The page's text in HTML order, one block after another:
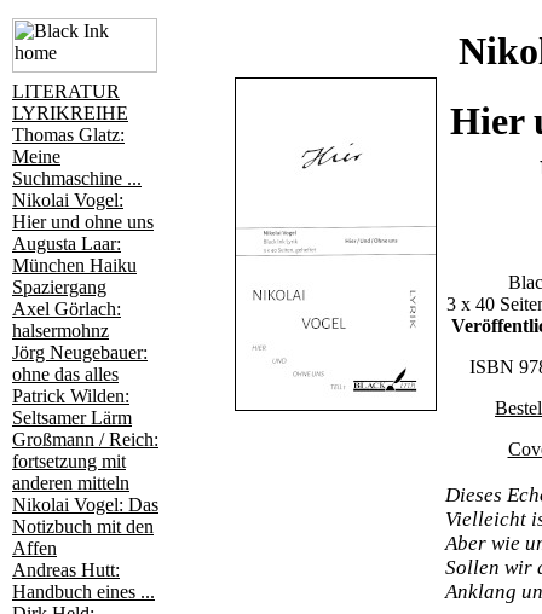
LITERATUR
LYRIKREIHE
Thomas Glatz:
Meine
Suchmaschine ...
Nikolai Vogel:
Hier und ohne uns
Augusta Laar:
München Haiku
Spaziergang
Axel Görlach:
halsermohnz
Jörg Neugebauer:
ohne das alles
Patrick Wilden:
Seltsamer Lärm
Großmann / Reich:
fortsetzung mit
anderen mitteln
Nikolai Vogel: Das
Notizbuch mit den
Affen
Andreas Hutt:
Handbuch eines ...
Hier
3 x 40
ISBN
Dieses
Vielleicht
Aber wie
Sollen wir
Anklang